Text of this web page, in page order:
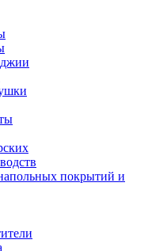
покрытий и